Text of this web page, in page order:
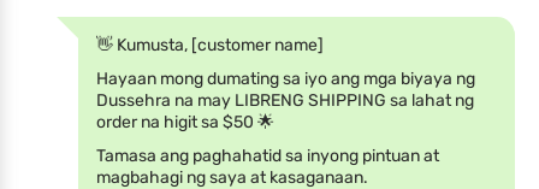
👋 Kumusta, [customer name]
Hayaan mong dumating sa iyo ang mga biyaya ng
Dussehra na may LIBRENG SHIPPING sa lahat ng
order na higit sa $50 🌟
Tamasa ang paghahatid sa inyong pintuan at
magbahagi ng saya at kasaganaan.